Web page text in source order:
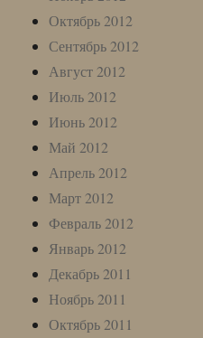
Октябрь 2012
Сентябрь 2012
Август 2012
Июль 2012
Июнь 2012
Май 2012
Апрель 2012
Март 2012
Февраль 2012
Январь 2012
Декабрь 2011
Ноябрь 2011
Октябрь 2011